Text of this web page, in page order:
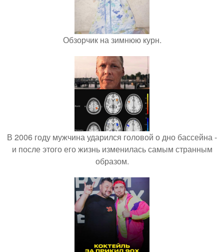
Обзорчик на зимнюю курн.
В 2006 году мужчина ударился головой о дно бассейна -
и после этого его жизнь изменилась самым странным
образом.